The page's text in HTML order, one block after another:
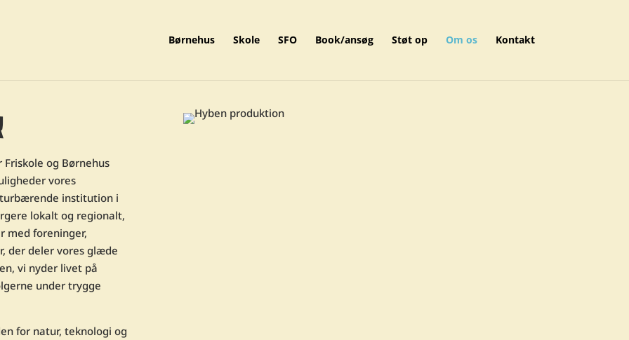
Børnehus Skole SFO Book/ansøg Støt op Om os Kontakt
og Børnehus
vores
institution i
lokalt og regionalt,
med foreninger,
der deler vores glæde
vi nyder livet på
under trygge
for natur, teknologi og